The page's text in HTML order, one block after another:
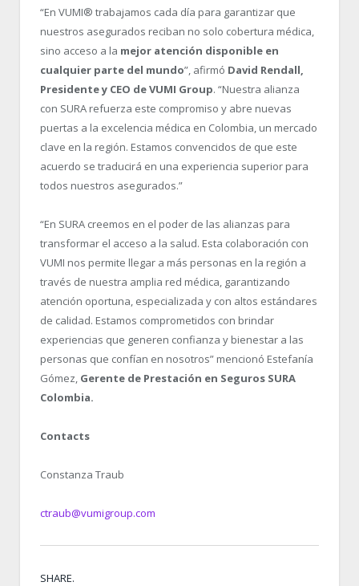
“En VUMI® trabajamos cada día para garantizar que
nuestros asegurados reciban no solo cobertura médica,
sino acceso a la mejor atención disponible en
cualquier parte del mundo”, afirmó David Rendall,
Presidente y CEO de VUMI Group. “Nuestra alianza
con SURA refuerza este compromiso y abre nuevas
puertas a la excelencia médica en Colombia, un mercado
clave en la región. Estamos convencidos de que este
acuerdo se traducirá en una experiencia superior para
todos nuestros asegurados.”
“En SURA creemos en el poder de las alianzas para
transformar el acceso a la salud. Esta colaboración con
VUMI nos permite llegar a más personas en la región a
través de nuestra amplia red médica, garantizando
atención oportuna, especializada y con altos estándares
de calidad. Estamos comprometidos con brindar
experiencias que generen confianza y bienestar a las
personas que confían en nosotros” mencionó Estefanía
Gómez, Gerente de Prestación en Seguros SURA
Colombia.
Contacts
Constanza Traub
ctraub@vumigroup.com
SHARE.